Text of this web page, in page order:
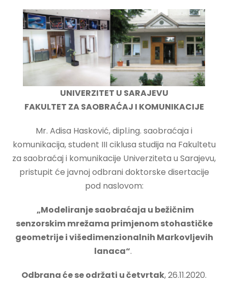
UNIVERZITET U SARAJEVU
FAKULTET ZA SAOBRAĆAJ I KOMUNIKACIJE
Mr. Adisa Hasković, dipl.ing. saobraćaja i
komunikacija, student III ciklusa studija na Fakultetu
za saobraćaj i komunikacije Univerziteta u Sarajevu,
pristupit će javnoj odbrani doktorske disertacije
pod naslovom:
„Modeliranje saobraćaja u bežičnim
senzorskim mrežama primjenom stohastičke
geometrije i višedimenzionalnih Markovljevih
lanaca“.
Odbrana će se održati u četvrtak, 26.11.2020.